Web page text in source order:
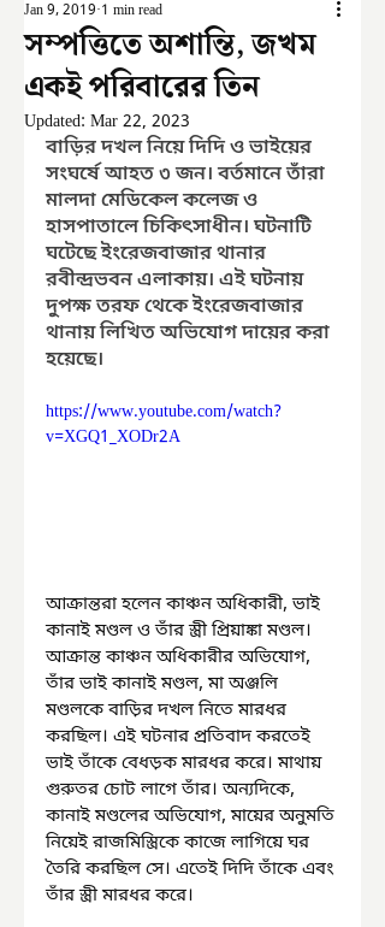
সম্পত্তিতে অশান্তি, জখম
একই পরিবারের তিন
Jan 9, 2019 1 min read
Updated: Mar 22, 2023
বাড়ির দখল নিয়ে দিদি ও ভাইয়ের
সংঘর্ষে আহত ৩ জন। বর্তমানে তাঁরা
মালদা মেডিকেল কলেজ ও
হাসপাতালে চিকিৎসাধীন। ঘটনাটি
ঘটেছে ইংরেজবাজার থানার
রবীন্দ্রভবন এলাকায়। এই ঘটনায়
দুপক্ষ তরফ থেকে ইংরেজবাজার
থানায় লিখিত অভিযোগ দায়ের করা
হয়েছে।
https://www.youtube.com/watch?
v=XGQ1_XODr2A
আক্রান্তরা হলেন কাঞ্চন অধিকারী, ভাই
কানাই মণ্ডল ও তাঁর স্ত্রী প্রিয়াঙ্কা মণ্ডল।
আক্রান্ত কাঞ্চন অধিকারীর অভিযোগ,
তাঁর ভাই কানাই মণ্ডল, মা অঞ্জলি
মণ্ডলকে বাড়ির দখল নিতে মারধর
করছিল। এই ঘটনার প্রতিবাদ করতেই
ভাই তাঁকে বেধড়ক মারধর করে। মাথায়
গুরুতর চোট লাগে তাঁর। অন্যদিকে,
কানাই মণ্ডলের অভিযোগ, মায়ের অনুমতি
নিয়েই রাজমিস্ত্রিকে কাজে লাগিয়ে ঘর
তৈরি করছিল সে। এতেই দিদি তাঁকে এবং
তাঁর স্ত্রী মারধর করে।